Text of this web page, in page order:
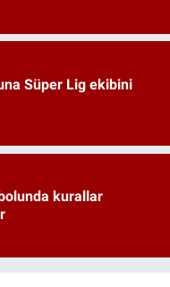
Süper Lig ekibini
kurallar